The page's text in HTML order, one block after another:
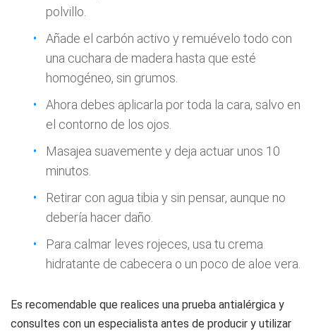
polvillo.
Añade el carbón activo y remuévelo todo con
una cuchara de madera hasta que esté
homogéneo, sin grumos.
Ahora debes aplicarla por toda la cara, salvo en
el contorno de los ojos.
Masajea suavemente y deja actuar unos 10
minutos.
Retirar con agua tibia y sin pensar, aunque no
debería hacer daño.
Para calmar leves rojeces, usa tu crema
hidratante de cabecera o un poco de aloe vera.
Es recomendable que realices una prueba antialérgica y
consultes con un especialista antes de producir y utilizar